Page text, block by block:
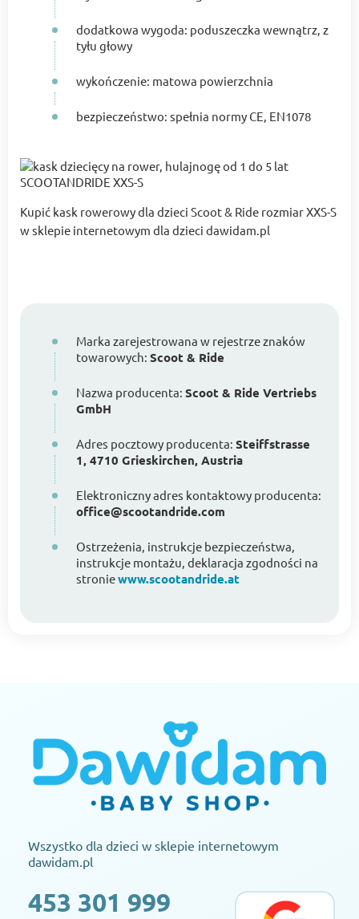
dodatkowa wygoda: poduszeczka wewnątrz, z
tyłu głowy
wykończenie: matowa powierzchnia
bezpieczeństwo: spełnia normy CE, EN1078
Kupić kask rowerowy dla dzieci Scoot & Ride rozmiar XXS-S
w sklepie internetowym dla dzieci dawidam.pl
Marka zarejestrowana w rejestrze znaków
towarowych: Scoot & Ride
Nazwa producenta: Scoot & Ride Vertriebs
GmbH
Adres pocztowy producenta: Steiffstrasse
1, 4710 Grieskirchen, Austria
Elektroniczny adres kontaktowy producenta:
office@scootandride.com
Ostrzeżenia, instrukcje bezpieczeństwa,
instrukcje montażu, deklaracja zgodności na
stroniewww.scootandride.at
Wszystko dla dzieci w sklepie internetowym
dawidam.pl
453 301 999